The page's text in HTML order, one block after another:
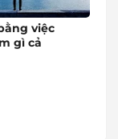
việc
gì cả